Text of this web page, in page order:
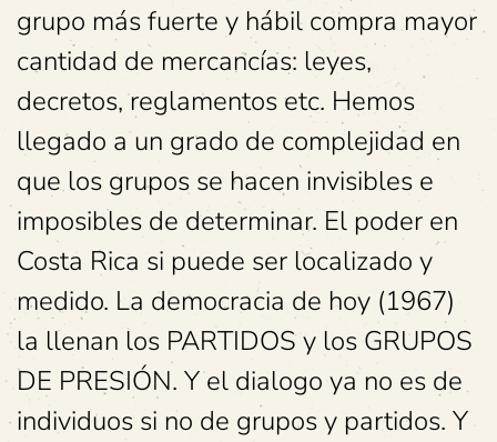
grupo más fuerte y hábil compra mayor
cantidad de mercancías: leyes,
decretos, reglamentos etc. Hemos
llegado a un grado de complejidad en
que los grupos se hacen invisibles e
imposibles de determinar. El poder en
Costa Rica si puede ser localizado y
medido. La democracia de hoy (1967)
la llenan los PARTIDOS y los GRUPOS
DE PRESIÓN. Y el dialogo ya no es de
individuos si no de grupos y partidos. Y